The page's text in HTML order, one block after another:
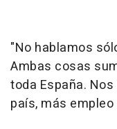
"No hablamos
Ambas cosas
toda España.
país, más